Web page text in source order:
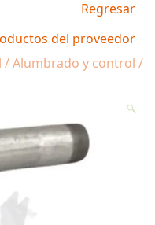
Regresar
del proveedor
/ Alumbrado y control /